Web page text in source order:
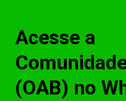
Acesse a
(OAB) no